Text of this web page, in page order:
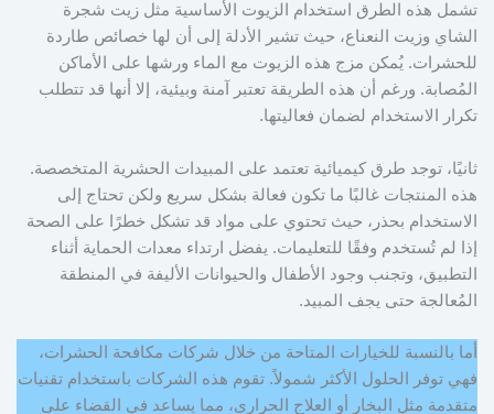
تشمل هذه الطرق استخدام الزيوت الأساسية مثل زيت شجرة
الشاي وزيت النعناع، حيث تشير الأدلة إلى أن لها خصائص طاردة
للحشرات. يُمكن مزج هذه الزيوت مع الماء ورشها على الأماكن
المُصابة. ورغم أن هذه الطريقة تعتبر آمنة وبيئية، إلا أنها قد تتطلب
تكرار الاستخدام لضمان فعاليتها.
ثانيًا، توجد طرق كيميائية تعتمد على المبيدات الحشرية المتخصصة.
هذه المنتجات غالبًا ما تكون فعالة بشكل سريع ولكن تحتاج إلى
الاستخدام بحذر، حيث تحتوي على مواد قد تشكل خطرًا على الصحة
إذا لم تُستخدم وفقًا للتعليمات. يفضل ارتداء معدات الحماية أثناء
التطبيق، وتجنب وجود الأطفال والحيوانات الأليفة في المنطقة
المُعالجة حتى يجف المبيد.
أما بالنسبة للخيارات المتاحة من خلال شركات مكافحة الحشرات،
فهي توفر الحلول الأكثر شمولاً. تقوم هذه الشركات باستخدام تقنيات
متقدمة مثل البخار أو العلاج الحراري، مما يساعد في القضاء على